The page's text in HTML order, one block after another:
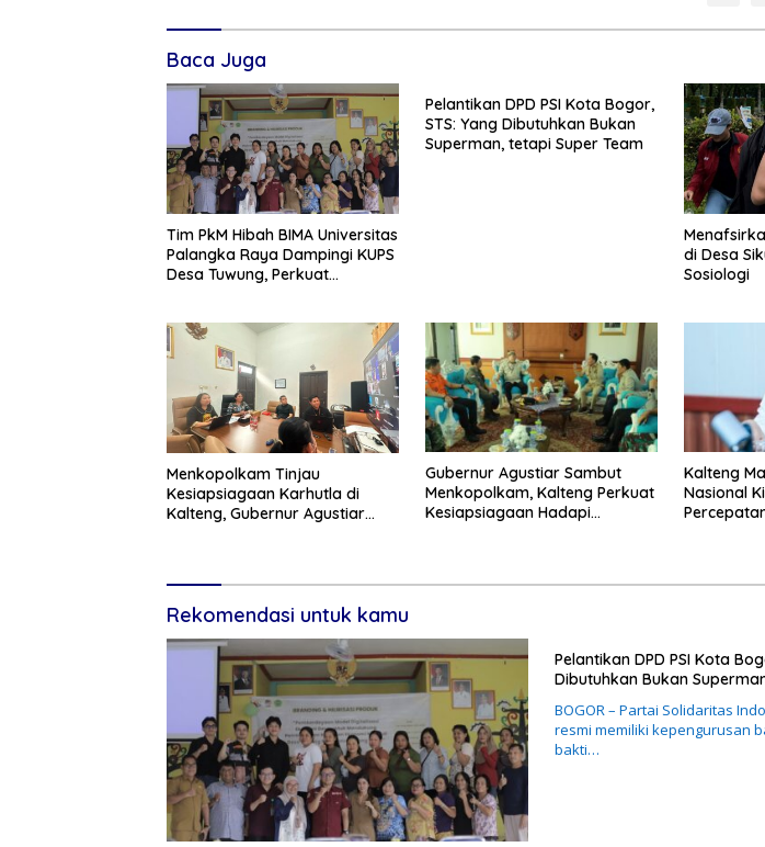
Baca Juga
Tim PkM Hibah BIMA Universitas
Palangka Raya Dampingi KUPS
Desa Tuwung, Perkuat
Pelantikan DPD PSI Kota Bogor,
STS: Yang Dibutuhkan Bukan
Superman, tetapi Super Team
di Desa
Sosiologi
Menkopolkam Tinjau
Kesiapsiagaan Karhutla di
Kalteng, Gubernur Agustiar
Gubernur Agustiar Sambut
Menkopolkam, Kalteng Perkuat
Kesiapsiagaan Hadapi
Kalteng
Nasional
Rekomendasi untuk kamu
Pelantikan DPD PSI Kota
Dibutuhkan Bukan
BOGOR – Partai Solidaritas
resmi memiliki kepengurusan
bakti…